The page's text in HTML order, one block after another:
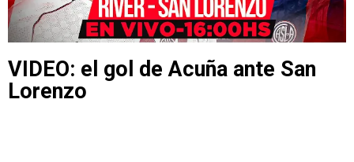
VIDEO: el gol de Acuña ante San
Lorenzo